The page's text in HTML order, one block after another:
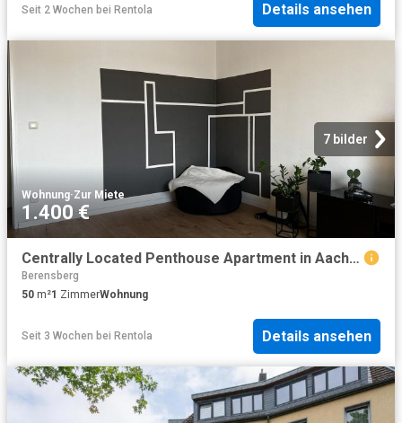
Seit 2 Wochen bei Rentola Details ansehen
7 bilder
Wohnung·Zur Miete
1.400 €
Centrally Located Penthouse Apartment in Aachen Your New Home Awaits!, Aachen Amsterdam Apartments for Rent
Berensberg
50 m²1 ZimmerWohnung
Seit 3 Wochen bei Rentola Details ansehen